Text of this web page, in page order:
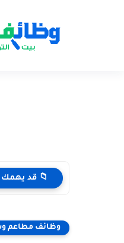
📁 قد يهمك
وظائف مطاعم